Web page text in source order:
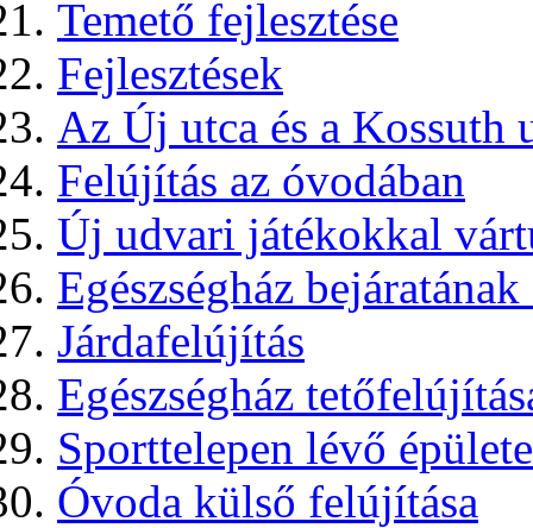
Temető fejlesztése
Fejlesztések
Az Új utca és a Kossuth
Felújítás az óvodában
Új udvari játékokkal
Egészségház
Járdafelújítás
Egészségház
Sporttelepen lévő
Óvoda külső felújítása